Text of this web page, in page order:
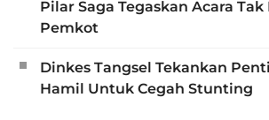
Pilar Saga Tegaskan Acara
Pemkot
Dinkes Tangsel Tekankan
Hamil Untuk Cegah Stunting